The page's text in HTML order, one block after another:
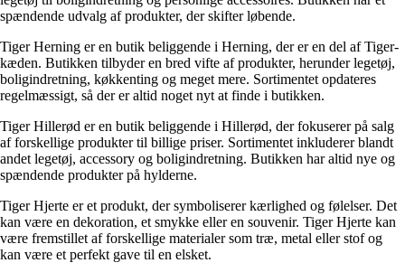
spændende udvalg af produkter, der skifter løbende.
Tiger Herning er en butik beliggende i Herning, der er en del af Tiger-
kæden. Butikken tilbyder en bred vifte af produkter, herunder legetøj,
boligindretning, køkkenting og meget mere. Sortimentet opdateres
regelmæssigt, så der er altid noget nyt at finde i butikken.
Tiger Hillerød er en butik beliggende i Hillerød, der fokuserer på salg
af forskellige produkter til billige priser. Sortimentet inkluderer blandt
andet legetøj, accessory og boligindretning. Butikken har altid nye og
spændende produkter på hylderne.
Tiger Hjerte er et produkt, der symboliserer kærlighed og følelser. Det
kan være en dekoration, et smykke eller en souvenir. Tiger Hjerte kan
være fremstillet af forskellige materialer som træ, metal eller stof og
kan være et perfekt gave til en elsket.